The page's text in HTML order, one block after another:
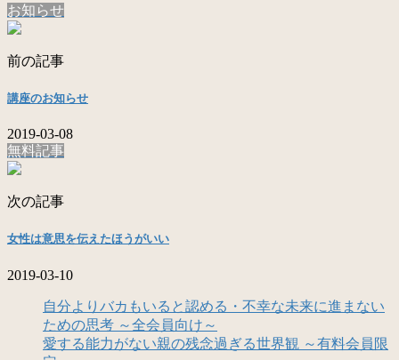
お知らせ
前の記事
講座のお知らせ
2019-03-08
無料記事
次の記事
女性は意思を伝えたほうがいい
2019-03-10
自分よりバカもいると認める・不幸な未来に進まない
ための思考 ～全会員向け～
愛する能力がない親の残念過ぎる世界観 ～有料会員限